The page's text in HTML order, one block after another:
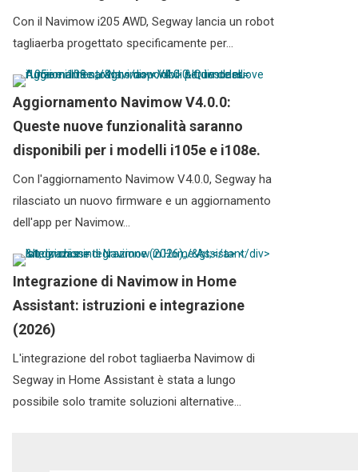
Con il Navimow i205 AWD, Segway lancia un robot
tagliaerba progettato specificamente per…
Aggiornamento Navimow V4.0.0:
Queste nuove funzionalità saranno
disponibili per i modelli i105e e i108e.
Con l'aggiornamento Navimow V4.0.0, Segway ha
rilasciato un nuovo firmware e un aggiornamento
dell'app per Navimow…
Integrazione di Navimow in Home
Assistant: istruzioni e integrazione
(2026)
L'integrazione del robot tagliaerba Navimow di
Segway in Home Assistant è stata a lungo
possibile solo tramite soluzioni alternative...